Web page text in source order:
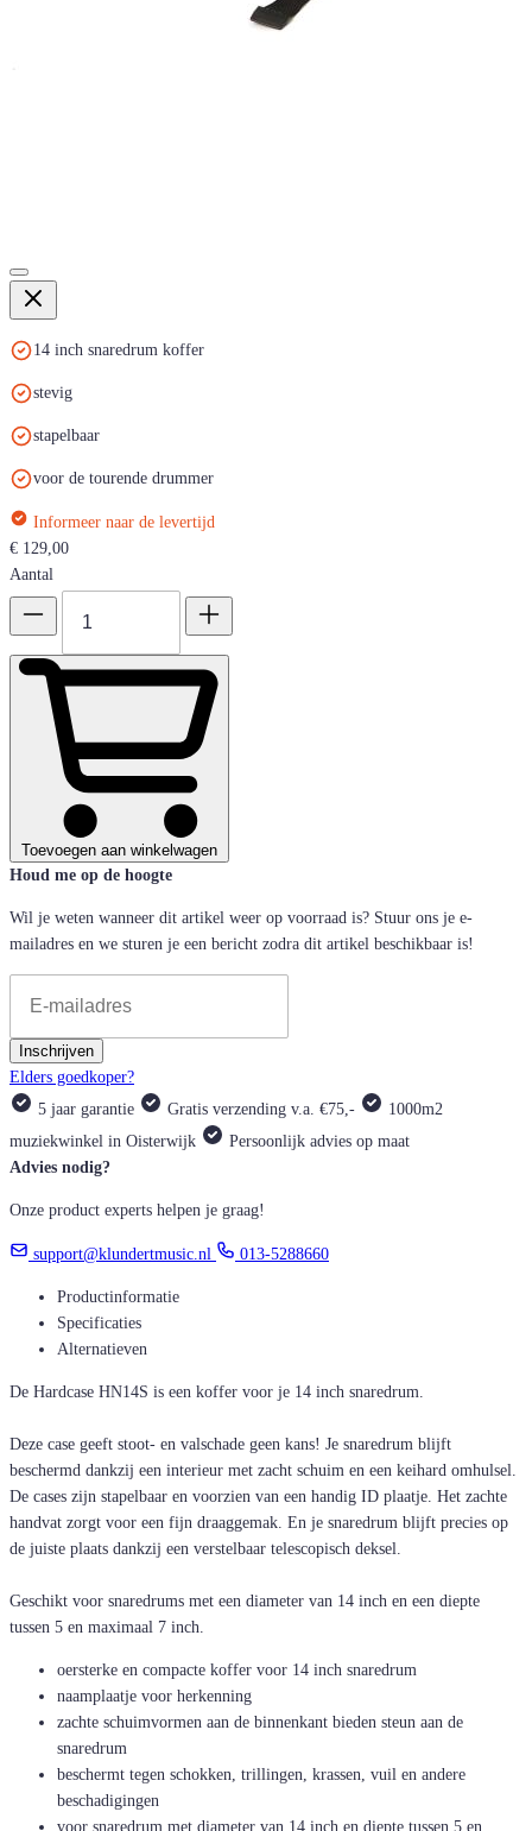
14 inch snaredrum koffer
stevig
stapelbaar
voor de tourende drummer
Informeer naar de levertijd
€ 129,00
Aantal
Toevoegen aan winkelwagen
Houd me op de hoogte
Wil je weten wanneer dit artikel weer op voorraad is? Stuur ons je e-
mailadres en we sturen je een bericht zodra dit artikel beschikbaar is!
Inschrijven
Elders goedkoper?
5 jaar garantie
Gratis verzending v.a. €75,-
1000m2
muziekwinkel in Oisterwijk
Persoonlijk advies op maat
Advies nodig?
Onze product experts helpen je graag!
support@klundertmusic.nl 013-5288660
Productinformatie
Specificaties
Alternatieven
De Hardcase HN14S is een koffer voor je 14 inch snaredrum.
Deze case geeft stoot- en valschade geen kans! Je snaredrum blijft
beschermd dankzij een interieur met zacht schuim en een keihard omhulsel.
De cases zijn stapelbaar en voorzien van een handig ID plaatje. Het zachte
handvat zorgt voor een fijn draaggemak. En je snaredrum blijft precies op
de juiste plaats dankzij een verstelbaar telescopisch deksel.
Geschikt voor snaredrums met een diameter van 14 inch en een diepte
tussen 5 en maximaal 7 inch.
oersterke en compacte koffer voor 14 inch snaredrum
naamplaatje voor herkenning
zachte schuimvormen aan de binnenkant bieden steun aan de
snaredrum
beschermt tegen schokken, trillingen, krassen, vuil en andere
beschadigingen
voor snaredrum met diameter van 14 inch en diepte tussen 5 en